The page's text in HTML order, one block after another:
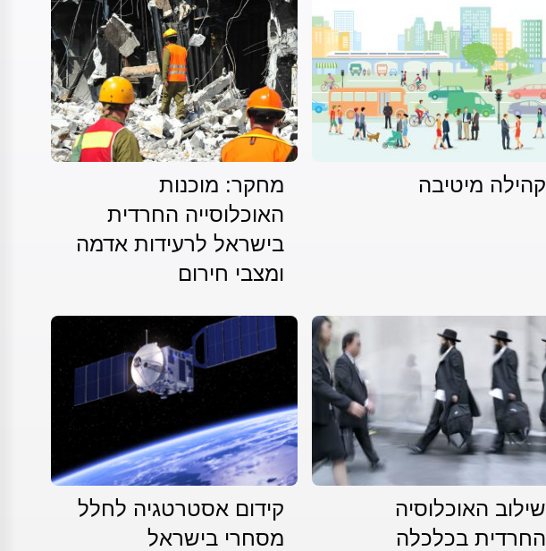
קהילה מיטיבה
מחקר: מוכנות
האוכלוסייה החרדית
בישראל לרעידות אדמה
ומצבי חירום
שילוב האוכלוסיה
החרדית בכלכלה
קידום אסטרטגיה לחלל
מסחרי בישראל